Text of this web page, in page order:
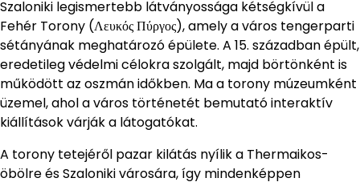
Szaloniki legismertebb látványossága kétségkívül a
Fehér Torony (Λευκός Πύργος), amely a város tengerparti
sétányának meghatározó épülete. A 15. században épült,
eredetileg védelmi célokra szolgált, majd börtönként is
működött az oszmán időkben. Ma a torony múzeumként
üzemel, ahol a város történetét bemutató interaktív
kiállítások várják a látogatókat.
A torony tetejéről pazar kilátás nyílik a Thermaikos-
öbölre és Szaloniki városára, így mindenképpen